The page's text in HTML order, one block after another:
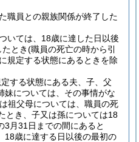
職員との親族関係が終了した
いては、18歳に達した日以後
とき(職員の死亡の時から引
に規定する状態にあるときを除
する状態にある夫、子、父
妹については、その事情がな
祖父母については、職員の死
とき、子又は孫については18
3月31日までの間にあると
18歳に達する日以後の最初の